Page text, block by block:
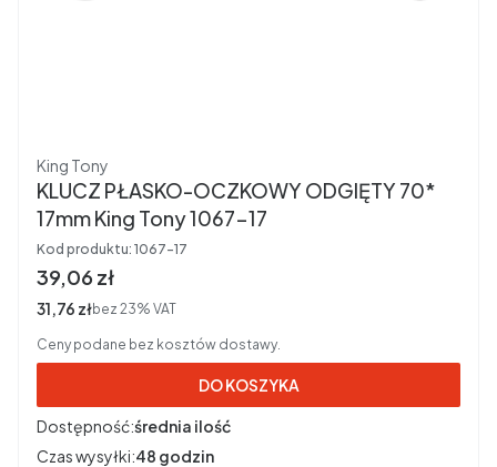
Producent
King Tony
KLUCZ PŁASKO-OCZKOWY ODGIĘTY 70*
17mm King Tony 1067-17
Kod produktu: 1067-17
Cena brutto
39,06 zł
Cena netto
31,76 złbez 23% VAT
Ceny podane bez kosztów dostawy.
DO KOSZYKA
Dostępność:średnia ilość
Czas wysyłki:48 godzin